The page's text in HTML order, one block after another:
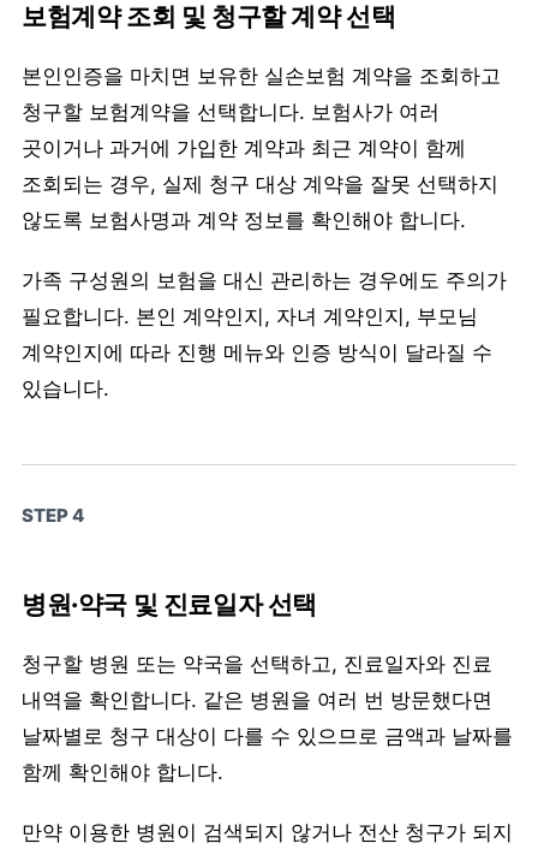
보험계약 조회 및 청구할 계약 선택
본인인증을 마치면 보유한 실손보험 계약을 조회하고
청구할 보험계약을 선택합니다. 보험사가 여러
곳이거나 과거에 가입한 계약과 최근 계약이 함께
조회되는 경우, 실제 청구 대상 계약을 잘못 선택하지
않도록 보험사명과 계약 정보를 확인해야 합니다.
가족 구성원의 보험을 대신 관리하는 경우에도 주의가
필요합니다. 본인 계약인지, 자녀 계약인지, 부모님
계약인지에 따라 진행 메뉴와 인증 방식이 달라질 수
있습니다.
STEP 4
병원·약국 및 진료일자 선택
청구할 병원 또는 약국을 선택하고, 진료일자와 진료
내역을 확인합니다. 같은 병원을 여러 번 방문했다면
날짜별로 청구 대상이 다를 수 있으므로 금액과 날짜를
함께 확인해야 합니다.
만약 이용한 병원이 검색되지 않거나 전산 청구가 되지